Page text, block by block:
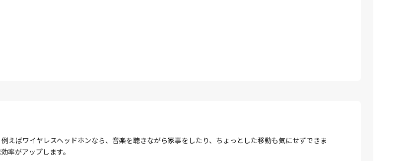
えばワイヤレスヘッドホンなら、音楽を聴きながら家事をしたり、ちょっとした移動も気にせずできま
率がアップします。